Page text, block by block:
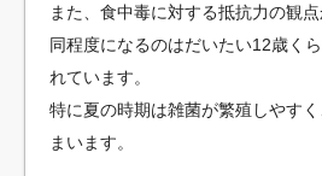
また、食中毒に対する抵抗力の観
同程度になるのはだいたい12歳く
れています。
特に夏の時期は雑菌が繁殖しやす
まいます。